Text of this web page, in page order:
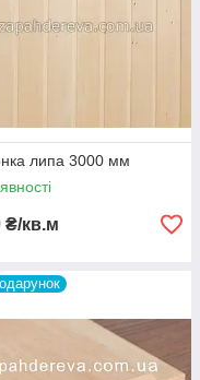
липа 3000 мм
₴/кв.м